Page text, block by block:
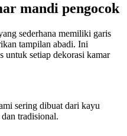
mandi pengocok
sederhana memiliki garis
tampilan abadi. Ini
untuk setiap dekorasi kamar
sering dibuat dari kayu
tradisional.